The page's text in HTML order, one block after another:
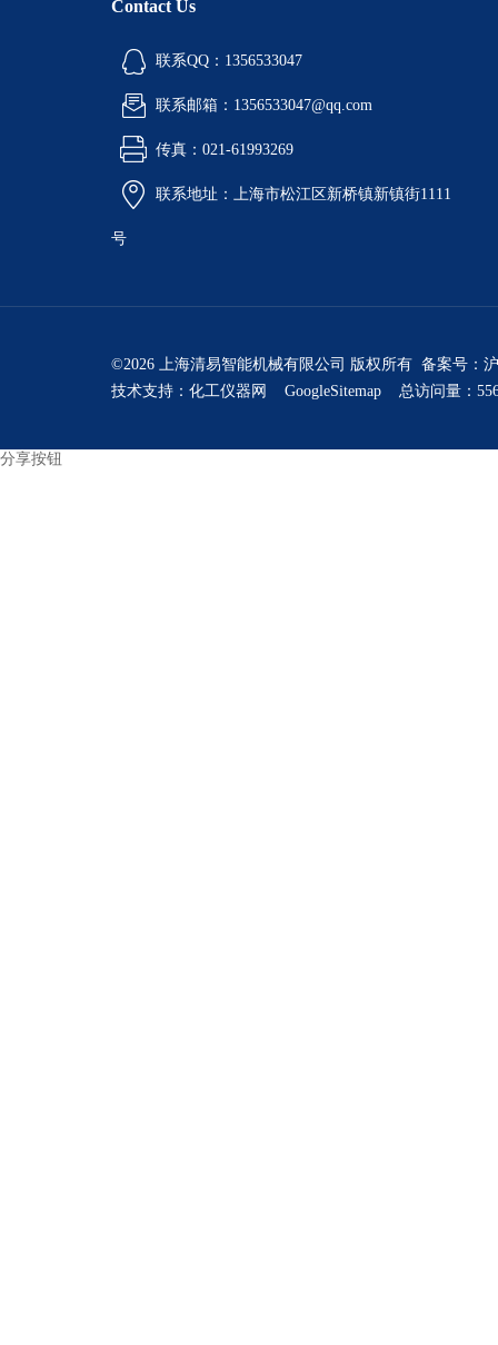
Contact Us
联系QQ：1356533047
联系邮箱：1356533047@qq.com
传真：021-61993269
联系地址：上海市松江区新桥镇新镇街1111
号
©2026 上海清易智能机械有限公司 版权所有 备案号：
技术支持： 化工仪器网 GoogleSitemap 总访问量：
分享按钮